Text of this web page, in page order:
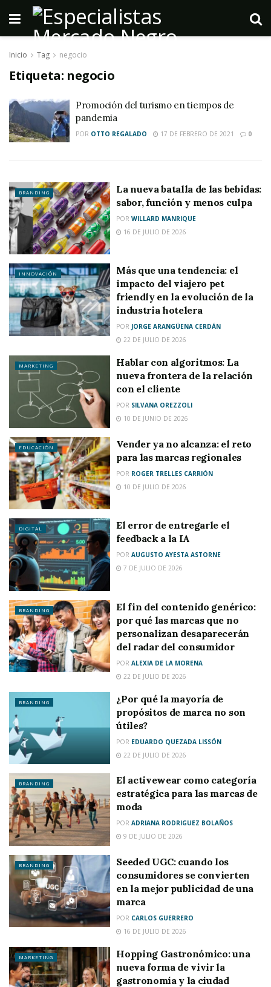
Inicio Tag negocio
Etiqueta: negocio
Promoción del turismo en tiempos de
pandemia
POR OTTO REGALADO 17 DE FEBRERO DE 2021 0
BRANDING
La nueva batalla de las bebidas:
sabor, función y menos culpa
POR WILLARD MANRIQUE
16 DE JULIO DE 2026
INNOVACIÓN
Más que una tendencia: el
impacto del viajero pet
friendly en la evolución de la
industria hotelera
POR JORGE ARANGÜENA CERDÁN
22 DE JULIO DE 2026
MARKETING
Hablar con algoritmos: La
nueva frontera de la relación
con el cliente
POR SILVANA OREZZOLI
10 DE JUNIO DE 2026
EDUCACIÓN
Vender ya no alcanza: el reto
para las marcas regionales
POR ROGER TRELLES CARRIÓN
10 DE JULIO DE 2026
DIGITAL
El error de entregarle el
feedback a la IA
POR AUGUSTO AYESTA ASTORNE
7 DE JULIO DE 2026
BRANDING
El fin del contenido genérico:
por qué las marcas que no
personalizan desaparecerán
del radar del consumidor
POR ALEXIA DE LA MORENA
22 DE JULIO DE 2026
BRANDING
¿Por qué la mayoría de
propósitos de marca no son
útiles?
POR EDUARDO QUEZADA LISSÓN
22 DE JULIO DE 2026
BRANDING
El activewear como categoría
estratégica para las marcas de
moda
POR ADRIANA RODRIGUEZ BOLAÑOS
9 DE JULIO DE 2026
BRANDING
Seeded UGC: cuando los
consumidores se convierten
en la mejor publicidad de una
marca
POR CARLOS GUERRERO
16 DE JULIO DE 2026
MARKETING
Hopping Gastronómico: una
nueva forma de vivir la
gastronomía y la ciudad